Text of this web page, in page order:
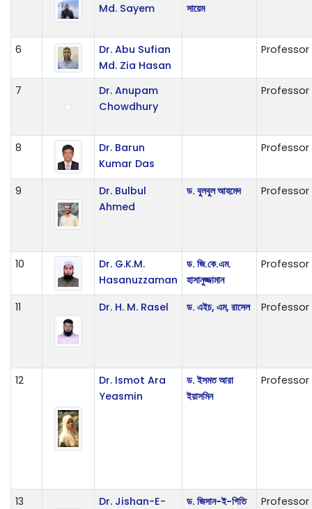
Md. Sayem
সায়েম
6
Dr. Abu Sufian
Md. Zia Hasan
Professor
7
Dr. Anupam
Chowdhury
Professor
8
Dr. Barun
Kumar Das
Professor
9
Dr. Bulbul
Ahmed
ড. বুলবুল আহমেদ Professor
10
Dr. G.K.M.
Hasanuzzaman
ড. জি.কে.এম.
হাসানুজ্জামান
Professor
11 Dr. H. M. Rasel ড. এইচ, এম, রাসেল Professor
12
Dr. Ismot Ara
Yeasmin
ড. ইসমত আরা
ইয়াসমিন
Professor
13
Dr. Jishan-E-
ড. জিসান-ই-গিতি Professor